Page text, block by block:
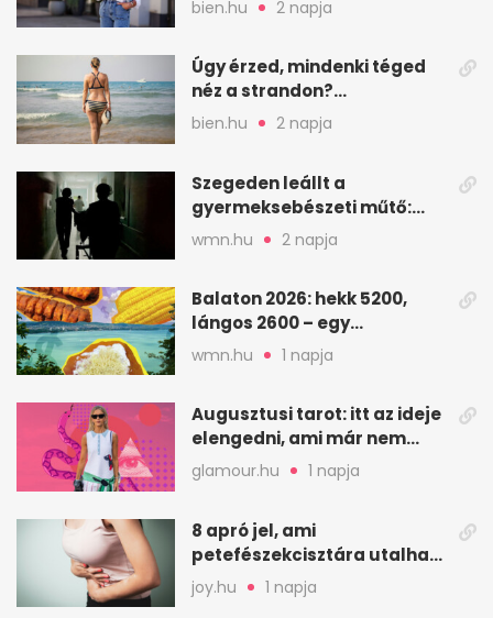
bien.hu 2 napja
Úgy érzed, mindenki téged
néz a strandon?
Pszichológusok szerint más
áll a háttérben
bien.hu 2 napja
Szegeden leállt a
gyermeksebészeti műtő:
elfogytak a tartalékok
wmn.hu 2 napja
Balaton 2026: hekk 5200,
lángos 2600 – egy
strandnap gyorsan tízezres
wmn.hu 1 napja
Augusztusi tarot: itt az ideje
elengedni, ami már nem
szolgál téged
glamour.hu 1 napja
8 apró jel, ami
petefészekcisztára utalhat
– mire figyelj
joy.hu 1 napja